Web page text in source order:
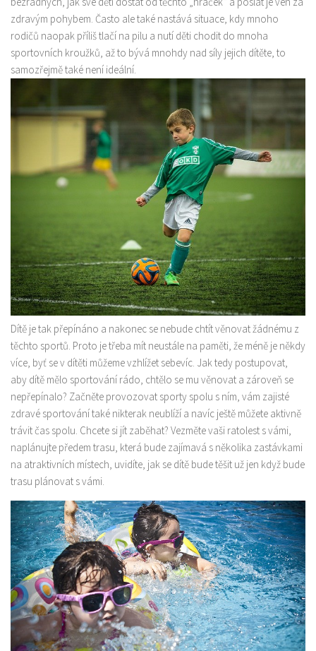
Produkty
zdravým pohybem. Často ale také nastává situace, kdy mnoho
rodičů naopak příliš tlačí na pilu a nutí děti chodit do mnoha
sportovních kroužků, až to bývá mnohdy nad síly jejich dítěte, to
samozřejmě také není ideální.
Dítě je tak přepínáno a nakonec se nebude chtít věnovat žádnému z
těchto sportů. Proto je třeba mít neustále na paměti, že méně je někdy
více, byť se v dítěti můžeme vzhlížet sebevíc. Jak tedy postupovat,
aby dítě mělo sportování rádo, chtělo se mu věnovat a zároveň se
nepřepínalo? Začněte provozovat sporty spolu s ním, vám zajisté
zdravé sportování také nikterak neublíží a navíc ještě můžete aktivně
trávit čas spolu. Chcete si jít zaběhat? Vezměte vaši ratolest s vámi,
naplánujte předem trasu, která bude zajímavá s několika zastávkami
na atraktivních místech, uvidíte, jak se dítě bude těšit už jen když bude
trasu plánovat s vámi.